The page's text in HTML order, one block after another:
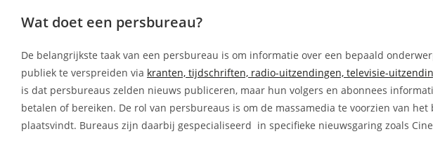
Wat doet een persbureau?
De belangrijkste taak van een persbureau is om informatie over een bepaald
publiek te verspreiden via kranten, tijdschriften, radio-uitzendingen, televisie-
is dat persbureaus zelden nieuws publiceren, maar hun volgers en abonnees
betalen of bereiken. De rol van persbureaus is om de massamedia te voorzien van
plaatsvindt. Bureaus zijn daarbij gespecialiseerd in specifieke nieuwsgaring zoals